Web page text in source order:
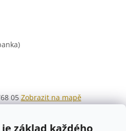
05Zobrazit na mapě